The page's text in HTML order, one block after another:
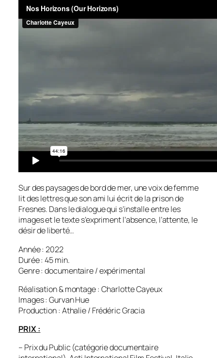
Sur des paysages de bord de mer, une voix de femme
lit des lettres que son ami lui écrit de la prison de
Fresnes. Dans le dialogue qui s’installe entre les
images et le texte s’expriment l’absence, l’attente, le
désir de liberté…
Année : 2022
Durée : 45 min.
Genre : documentaire / expérimental
Réalisation & montage : Charlotte Cayeux
Images : Gurvan Hue
Production : Athalie / Frédéric Gracia
PRIX :
– Prix du Public (catégorie documentaire